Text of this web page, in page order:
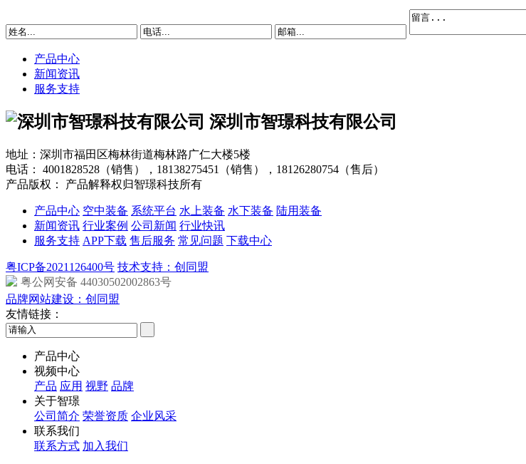
产品中心
新闻资讯
服务支持
深圳市智璟科技有限公司
地址：深圳市福田区梅林街道梅林路广仁大楼5楼
电话： 4001828528（销售），18138275451（销售），18126280754（售后）
产品版权： 产品解释权归智璟科技所有
产品中心 空中装备 系统平台 水上装备 水下装备 陆用装备
新闻资讯 行业案例 公司新闻 行业快讯
服务支持 APP下载 售后服务 常见问题 下载中心
粤ICP备2021126400号 技术支持：创同盟
粤公网安备 44030502002863号
品牌网站建设：创同盟
友情链接：
产品中心
视频中心
产品 应用 视野 品牌
关于智璟
公司简介 荣誉资质 企业风采
联系我们
联系方式 加入我们